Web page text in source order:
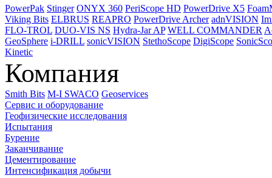
PowerPak Stinger ONYX 360 PeriScope HD PowerDrive X5
Viking Bits ELBRUS REAPRO PowerDrive Archer adnVISION
FLO-TROL DUO-VIS NS Hydra-Jar AP WELL COMMANDER
GeoSphere i-DRILL sonicVISION StethoScope DigiScope
Kinetic
Компания
Smith Bits M-I SWACO Geoservices
Сервис и оборудование
Геофизические исследования
Испытания
Бурение
Заканчивание
Цементирование
Интенсификация добычи